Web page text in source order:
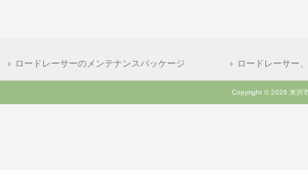
ロードレーサーのメンテナンスパッケージ ロードレーサー
Copyright © 2026 米沢